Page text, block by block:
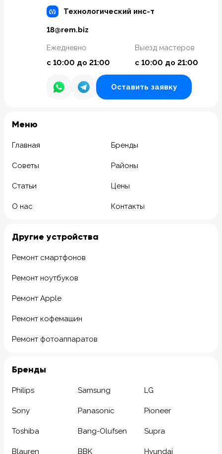
Технологический инс-т
18@rem.biz
Ежедневно
с 10:00 до 21:00
Выезд мастеров
с 10:00 до 21:00
Оставить заявку
Meню
Главная Бренды
Советы Районы
Статьи Цены
О нас Контакты
Другие устройства
Ремонт смартфонов
Ремонт ноутбуков
Ремонт Apple
Ремонт кофемашин
Ремонт фотоаппаратов
Бренды
Philips Samsung LG
Sony Panasonic Pioneer
Toshiba Bang-Olufsen Supra
Blauren BBK Hyundai